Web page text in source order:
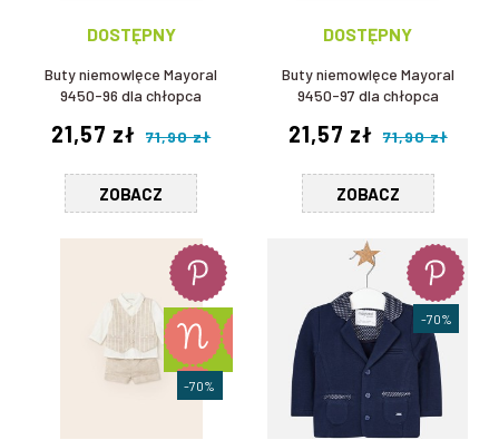
DOSTĘPNY
Buty niemowlęce Mayoral
9450-96 dla chłopca
21,57 zł 71,90 zł
ZOBACZ
DOSTĘPNY
Buty niemowlęce Mayoral
9450-97 dla chłopca
21,57 zł 71,90 zł
ZOBACZ
-70%
-70%